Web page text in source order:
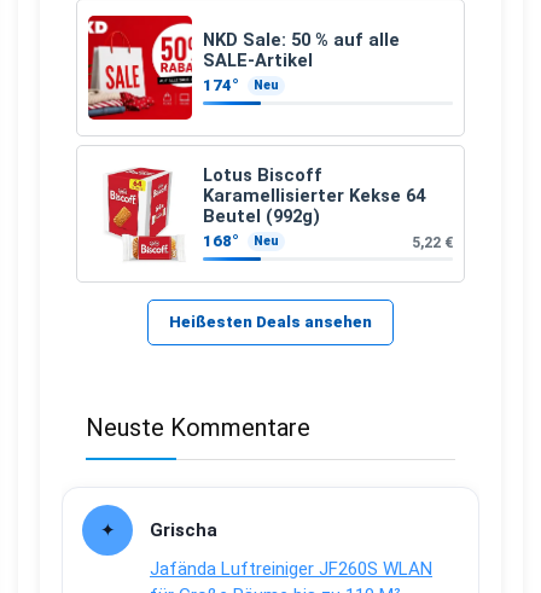
NKD Sale: 50 % auf alle
SALE-Artikel
174° Neu
Lotus Biscoff
Karamellisierter Kekse 64
Beutel (992g)
168° Neu 5,22 €
Heißesten Deals ansehen
Neuste Kommentare
Grischa
Jafända Luftreiniger JF260S WLAN